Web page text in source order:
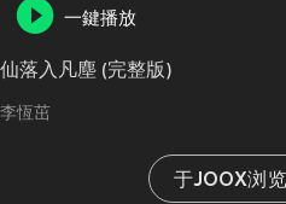
一鍵播放
仙落入凡塵 (完整版)
李恆茁
于JOOX浏